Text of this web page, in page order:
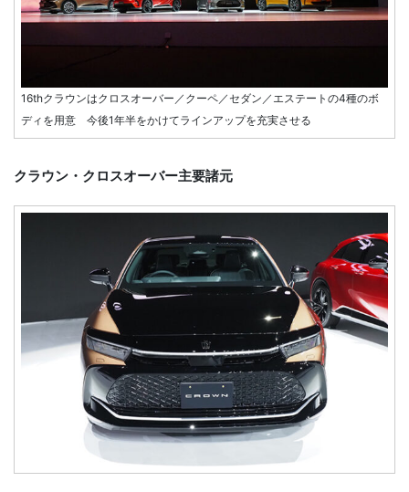
16thクラウンはクロスオーバー／クーペ／セダン／エステートの4種のボ
ディを用意 今後1年半をかけてラインアップを充実させる
クラウン・クロスオーバー主要諸元